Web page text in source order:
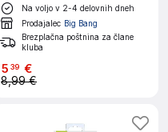
Na voljo v 2-4 delovnih dneh
Prodajalec Big Bang
Brezplačna poštnina za člane
kluba
5 39 €
8,99 €